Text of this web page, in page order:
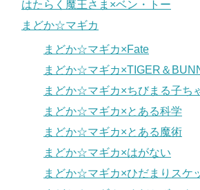
はたらく魔王さま×ベン・トー
まどか☆マギカ
まどか☆マギカ×Fate
まどか☆マギカ×TIGER＆
まどか☆マギカ×ちびまる子ち
まどか☆マギカ×とある科学
まどか☆マギカ×とある魔術
まどか☆マギカ×はがない
まどか☆マギカ×ひだまりスケ